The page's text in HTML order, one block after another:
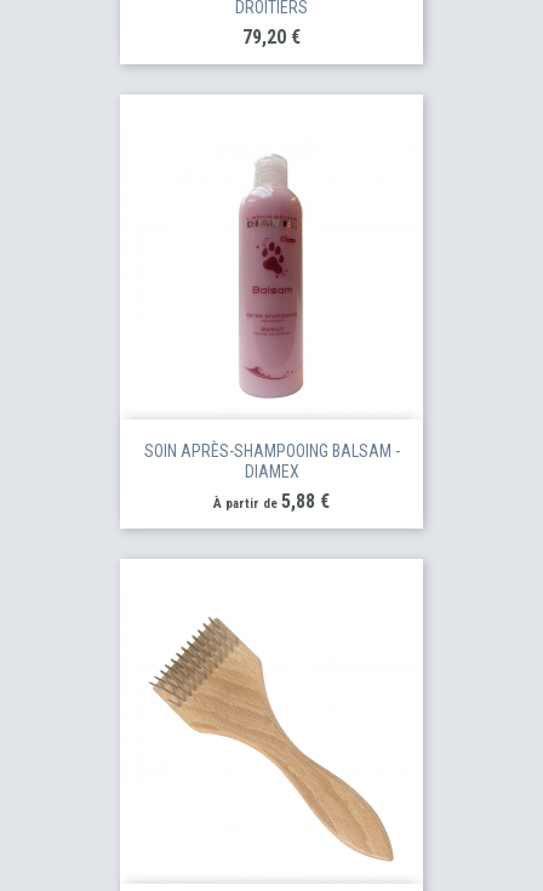
DROITIERS
Prix
79,20 €
SOIN APRÈS-SHAMPOOING BALSAM -
DIAMEX
À partir de Prix
5,88 €